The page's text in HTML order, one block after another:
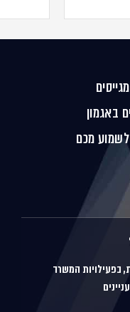
באגמון
מכם
בפעילויות המשרד